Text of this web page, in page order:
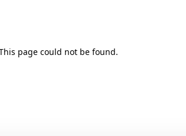
page could not be found.